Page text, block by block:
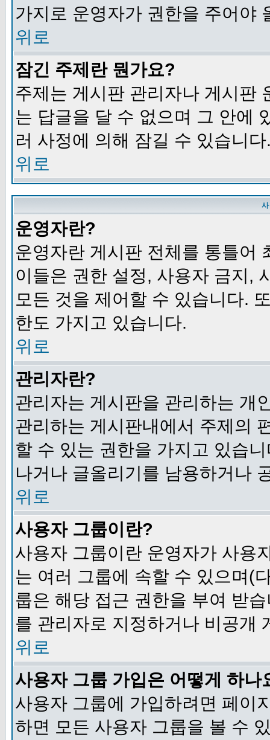
가지로 운영자가 권한을 주어야
위로
잠긴 주제란 뭔가요?
주제는 게시판 관리자나 게시판
는 답글을 달 수 없으며 그 안에
러 사정에 의해 잠길 수 있습니다
위로
운영자란?
운영자란 게시판 전체를 통틀어
이들은 권한 설정, 사용자 금지,
모든 것을 제어할 수 있습니다.
한도 가지고 있습니다.
위로
관리자란?
관리자는 게시판을 관리하는 개
관리하는 게시판내에서 주제의
할 수 있는 권한을 가지고 있습
나거나 글올리기를 남용하거나
위로
사용자 그룹이란?
사용자 그룹이란 운영자가 사용
는 여러 그룹에 속할 수 있으며(
룹은 해당 접근 권한을 부여 받
를 관리자로 지정하거나 비공개
위로
사용자 그룹 가입은 어떻게 하나
사용자 그룹에 가입하려면 페이
하면 모든 사용자 그룹을 볼 수